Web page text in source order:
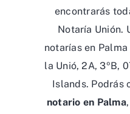
encontrarás
Notaría Unión.
notarías en
la Unió, 2A, 3ºB,
Islands. Podrás
notario en Palma